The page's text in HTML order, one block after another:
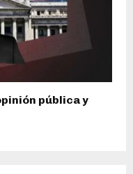
pública y